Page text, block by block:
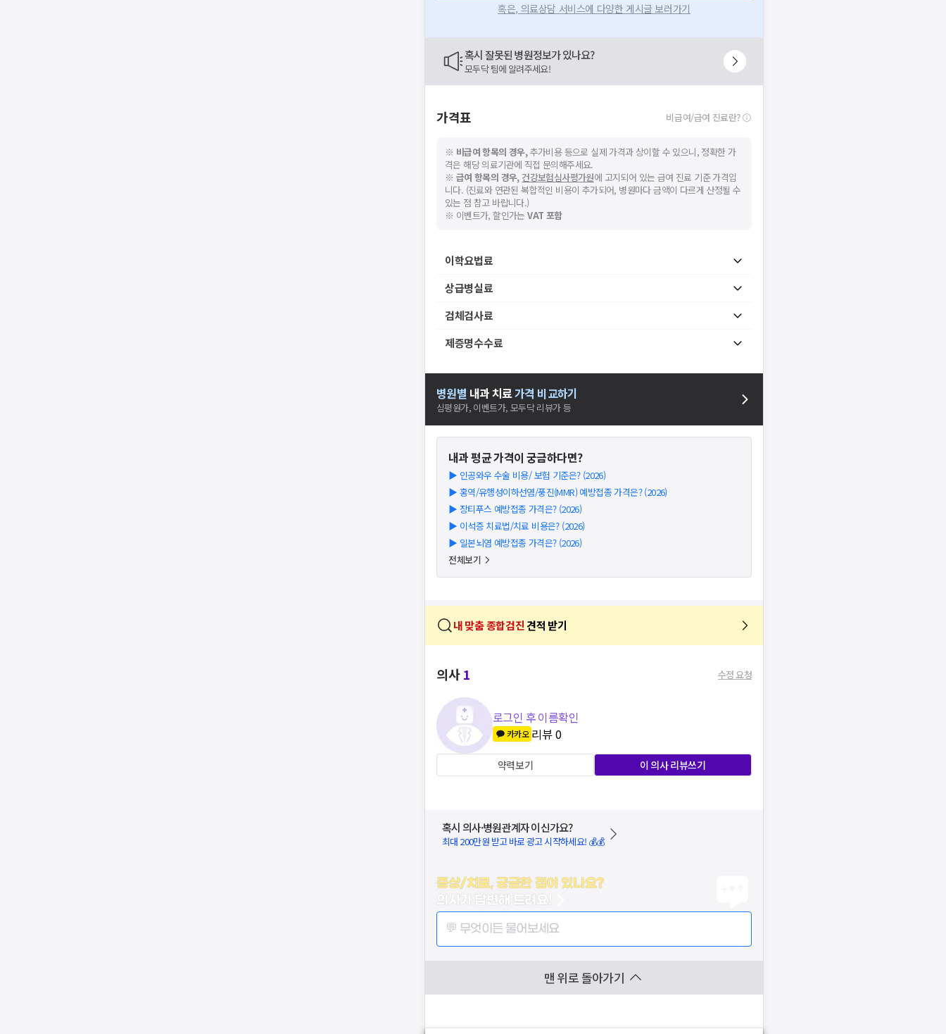
혹은, 의료상담 서비스에 다양한 게시글 보러가기
혹시 잘못된 병원정보가 있나요?
모두닥 팀에 알려주세요!
가격표 비급여/급여 진료란?
※ 비급여 항목의 경우,추가비용 등으로 실제 가격과 상이할 수 있으니, 정확한 가
격은 해당 의료기관에 직접 문의해주세요.
※ 급여 항목의 경우, 건강보험심사평가원에 고지되어 있는 급여 진료 기준 가격입
니다. (진료와 연관된 복합적인 비용이 추가되어, 병원마다 금액이 다르게 산정될 수
있는 점 참고 바랍니다.)
※ 이벤트가, 할인가는VAT 포함
이학요법료
상급병실료
검체검사료
제증명수수료
병원별 내과치료가격 비교하기
심평원가, 이벤트가, 모두닥 리뷰가 등
내과평균 가격이 궁금하다면?
▶ 인공와우 수술 비용/ 보험 기준은? (2026)
▶ 홍역/유행성이하선염/풍진(MMR) 예방접종 가격은? (2026)
▶ 장티푸스 예방접종 가격은? (2026)
▶ 이석증 치료법/치료 비용은? (2026)
▶ 일본뇌염 예방접종 가격은? (2026)
전체보기
내 맞춤 종합검진 견적 받기
의사1 수정 요청
로그인 후 이름확인
카카오 리뷰0
약력보기 이 의사 리뷰쓰기
혹시 의사·병원관계자 이신가요?
최대 200만원 받고 바로 광고 시작하세요! 💰💰
증상/치료, 궁금한 점이 있나요?
의사가 답변해 드려요!
💬 무엇이든 물어보세요
맨 위로 돌아가기